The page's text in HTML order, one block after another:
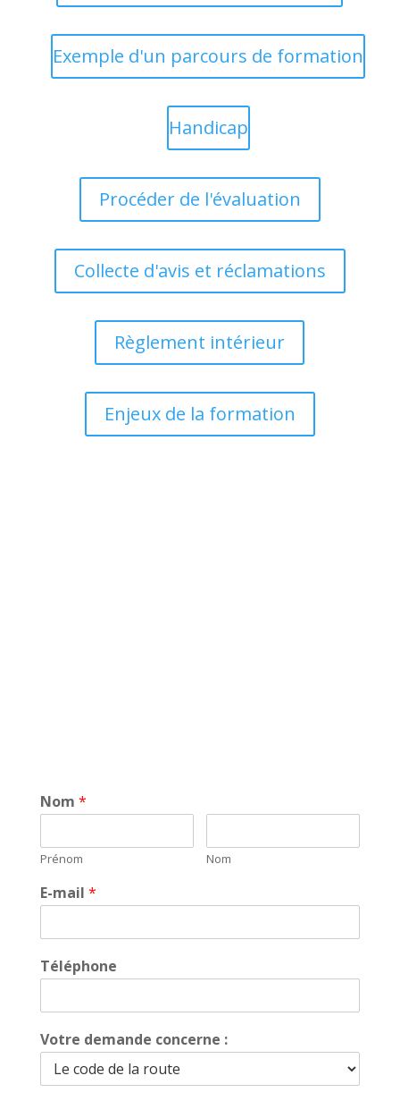
Exemple d'un parcours de formation
Handicap
Procéder de l'évaluation
Collecte d'avis et réclamations
Règlement intérieur
Enjeux de la formation
Nom *
Prénom Nom
E-mail *
Téléphone
Votre demande concerne :